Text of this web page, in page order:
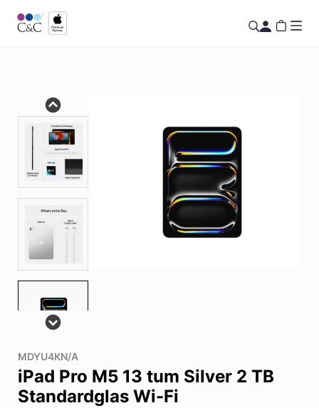
MDYU4KN/A
iPad Pro M5 13 tum Silver 2 TB
Standardglas Wi-Fi